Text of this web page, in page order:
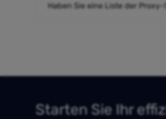
Haben Sie eine Liste der Proxy-
Starten Sie Ihr